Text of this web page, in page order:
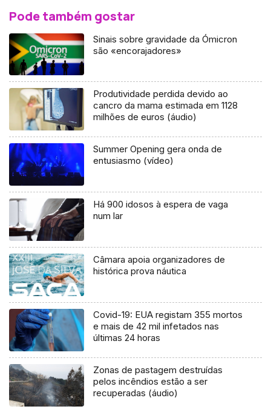
Pode também gostar
Sinais sobre gravidade da Ómicron
são «encorajadores»
Produtividade perdida devido ao
cancro da mama estimada em 1128
milhões de euros (áudio)
Summer Opening gera onda de
entusiasmo (vídeo)
Há 900 idosos à espera de vaga
num lar
Câmara apoia organizadores de
histórica prova náutica
Covid-19: EUA registam 355 mortos
e mais de 42 mil infetados nas
últimas 24 horas
Zonas de pastagem destruídas
pelos incêndios estão a ser
recuperadas (áudio)